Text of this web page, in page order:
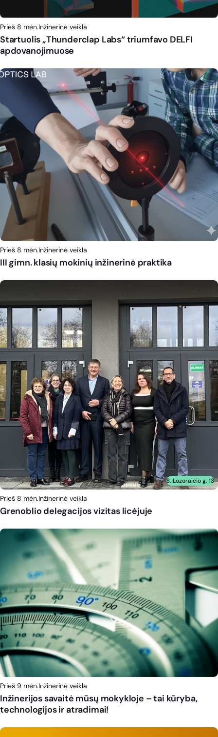
Prieš 8 mėn.Inžinerinė veikla
Startuolis „Thunderclap Labs“ triumfavo DELFI
apdovanojimuose
Prieš 8 mėn.Inžinerinė veikla
III gimn. klasių mokinių inžinerinė praktika
S. Lozoraičio g. 13
Prieš 8 mėn.Inžinerinė veikla
Grenoblio delegacijos vizitas licėjuje
Prieš 9 mėn.Inžinerinė veikla
Inžinerijos savaitė mūsų mokykloje – tai kūryba,
technologijos ir atradimai!